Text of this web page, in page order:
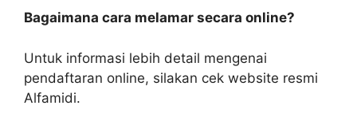
Bagaimana cara melamar secara online?
Untuk informasi lebih detail mengenai
pendaftaran online, silakan cek website resmi
Alfamidi.